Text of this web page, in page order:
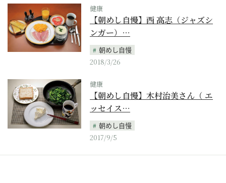
健康
【朝めし自慢】西 高志（ジャズシ
ンガー）…
朝めし自慢
2018/3/26
健康
【朝めし自慢】木村治美さん（ エ
ッセイス…
朝めし自慢
2017/9/5